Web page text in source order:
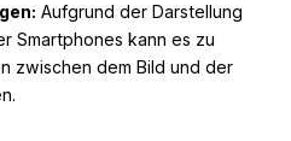
Aufgrund der Darstellung
Smartphones kann es zu
zwischen dem Bild und der